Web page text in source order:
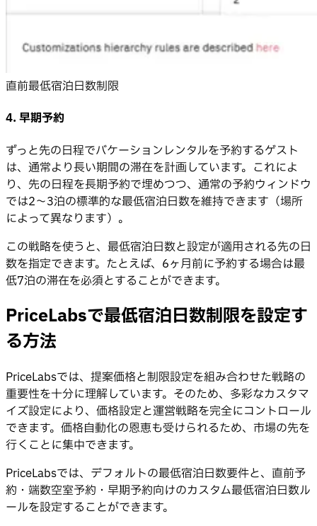
直前最低宿泊日数制限
4. 早期予約
ずっと先の日程でバケーションレンタルを予約するゲスト
は、通常より長い期間の滞在を計画しています。これによ
り、先の日程を長期予約で埋めつつ、通常の予約ウィンドウ
では2〜3泊の標準的な最低宿泊日数を維持できます（場所
によって異なります）。
この戦略を使うと、最低宿泊日数と設定が適用される先の日
数を指定できます。たとえば、6ヶ月前に予約する場合は最
低7泊の滞在を必須とすることができます。
PriceLabsで最低宿泊日数制限を設定す
る方法
PriceLabsでは、提案価格と制限設定を組み合わせた戦略の
重要性を十分に理解しています。そのため、多彩なカスタマ
イズ設定により、価格設定と運営戦略を完全にコントロール
できます。価格自動化の恩恵も受けられるため、市場の先を
行くことに集中できます。
PriceLabsでは、デフォルトの最低宿泊日数要件と、直前予
約・端数空室予約・早期予約向けのカスタム最低宿泊日数ル
ールを設定することができます。